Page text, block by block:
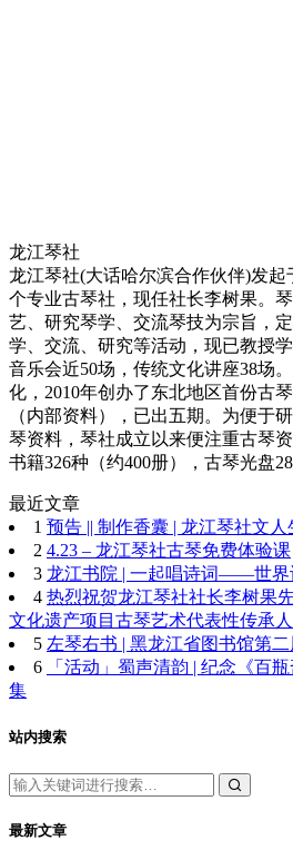
龙江琴社
龙江琴社(大话哈尔滨合作伙伴)发起
个专业古琴社，现任社长李树果。
艺、研究琴学、交流琴技为宗旨，
学、交流、研究等活动，现已教授学
音乐会近50场，传统文化讲座38场
化，2010年创办了东北地区首份古
（内部资料），已出五期。为便于
琴资料，琴社成立以来便注重古琴
书籍326种（约400册），古琴光盘
最近文章
1 预告 || 制作香囊 | 龙江琴社文
2 4.23 – 龙江琴社古琴免费体验课
3 龙江书院 | 一起唱诗词——世界
4 热烈祝贺龙江琴社社长李树果
文化遗产项目古琴艺术代表性传承人
5 左琴右书 | 黑龙江省图书馆第
6
「活动」蜀声清韵 | 纪念《百
集
站内搜索
最新文章